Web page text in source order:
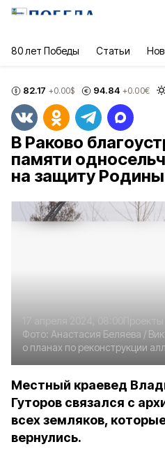
80 лет Победы Статьи
82.17 +0.00$ 94.84 +0.00€
В Раково
памяти
на защиту
Фото: Анастасия Беляева /
о планах по реконструкции
Местный краевед
Гуторов связался с
всех земляков,
вернулись.